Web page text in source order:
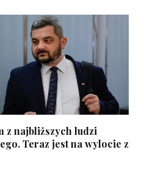
z najbliższych ludzi
Teraz jest na wylocie z